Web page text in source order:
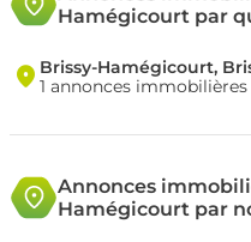
Hamégicourt par
Brissy-Hamégicourt,
1 annonces immobilières
Annonces
Hamégicourt par